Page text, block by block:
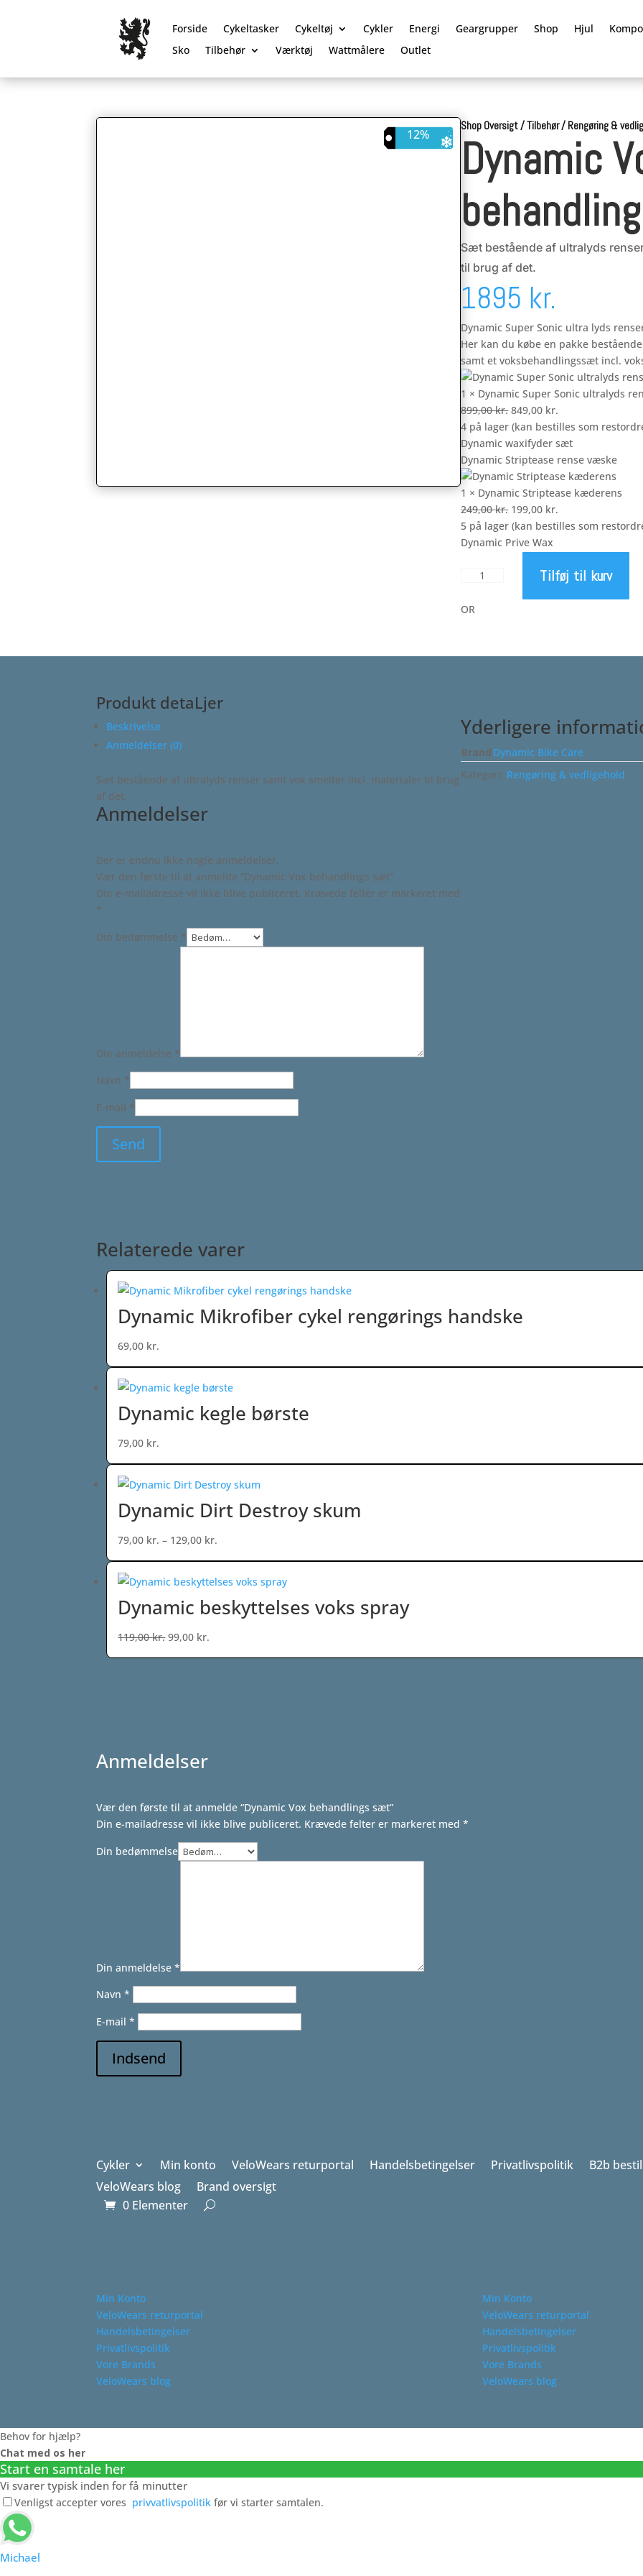
Forside Cykeltasker Cykeltøj Cykler Energi Geargrupper Shop Hjul
Sko
Tilbehør Værktøj Wattmålere Outlet
12%
Shop Oversigt /Tilbehør/ Rengøring &
Dynamic
Sæt bestående af ultralyds
til brug af det.
1895 kr.
Dynamic Super Sonic ultra lyds
Her kan du købe en pakke
samt et voksbehandlingssæt incl.
1 × Dynamic Super Sonic ultralyds
899,00kr.Den
oprindelige
pris
var:
899,00 kr..
849,00 kr.
aktuelle
pris
er:
849,00 kr..
4 på lager (kan bestilles som
Dynamic waxifyder sæt
Dynamic Striptease rense væske
1 × Dynamic Striptease kæderens
249,00kr. Den
oprindelige
pris
249,00 kr..
199,00 kr.
aktuelle
199,00 kr..
5 på lager (kan bestilles som
Dynamic Prive Wax
Dynamic
behandlings
Tilføj til kurv
OR
Produkt detaLjer
Beskrivelse
Anmeldelser (0)
Sæt bestående af ultralyds renser samt vox smelter incl. materialer til brug
af det.
Anmeldelser
Der er endnu ikke nogle anmeldelser.
Vær den første til at anmelde “Dynamic Vox behandlings sæt”
Din e-mailadresse vil ikke blive publiceret. Krævede felter er markeret med
*
Din bedømmelse *
Din anmeldelse *
Navn *
E-mail *
Yderligere
Brand Dynamic Bike Care
Kategori: Rengøring & vedligehold
Relaterede varer
Dynamic Mikrofiber cykel rengørings handske
69,00 kr.
Dynamic kegle børste
79,00 kr.
Dynamic Dirt Destroy skum
79,00 kr. – 129,00 kr.
79,00 kr.
Dynamic beskyttelses voks spray
119,00kr.Den
oprindelige
99,00 kr.
aktuelle
Anmeldelser
Vær den første til at anmelde “Dynamic Vox behandlings sæt”
Din e-mailadresse vil ikke blive publiceret. Krævede felter er markeret med*
Din bedømmelse
Din anmeldelse*
Navn*
E-mail*
Indsend
Cykler Min konto VeloWears returportal Handelsbetingelser Privatlivspolitik
B2b
VeloWears blog
Brand oversigt
0 Elementer
Min Konto
VeloWears returportal
Handelsbetingelser
Privatlivspolitik
Vore Brands
VeloWears blog
Min Konto
VeloWears returportal
Handelsbetingelser
Privatlivspolitik
Vore Brands
VeloWears blog
Behov for hjælp?
Chat med os her
Start en samtale her
Vi svarer typisk inden for få minutter
Venligst accepter vores privvatlivspolitik før vi starter samtalen.
Michael